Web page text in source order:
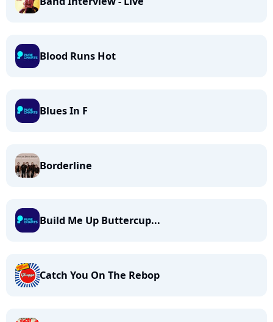
Blood Runs Hot
Blues In F
Borderline
Build Me Up Buttercup...
Catch You On The Rebop